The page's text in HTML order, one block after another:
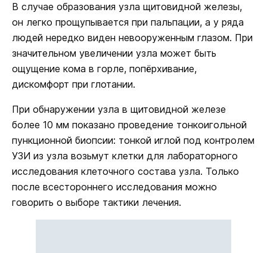
В случае образования узла щитовидной железы,
он легко прощупывается при пальпации, а у ряда
людей нередко виден невооруженным глазом. При
значительном увеличении узла может быть
ощущение кома в горле, попёрхивание,
дискомфорт при глотании.
При обнаружении узла в щитовидной железе
более 10 мм показано проведение тонкоигольной
пункционной биопсии: тонкой иглой под контролем
УЗИ из узла возьмут клетки для лабораторного
исследования клеточного состава узла. Только
после всестороннего исследования можно
говорить о выборе тактики лечения.